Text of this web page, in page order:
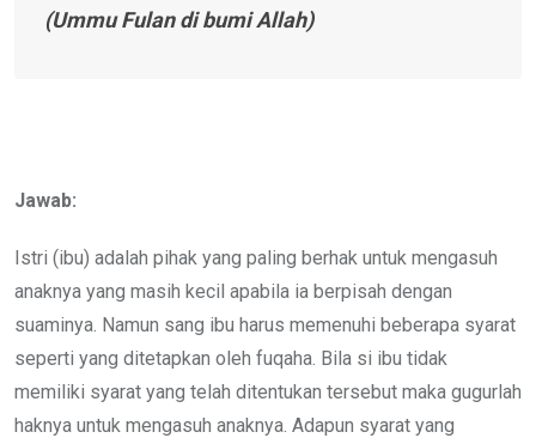
(Ummu Fulan di bumi Allah)
Jawab:
Istri (ibu) adalah pihak yang paling berhak untuk mengasuh
anaknya yang masih kecil apabila ia berpisah dengan
suaminya. Namun sang ibu harus memenuhi beberapa syarat
seperti yang ditetapkan oleh fuqaha. Bila si ibu tidak
memiliki syarat yang telah ditentukan tersebut maka gugurlah
haknya untuk mengasuh anaknya. Adapun syarat yang